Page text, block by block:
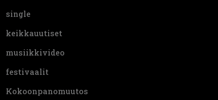
single
keikkauutiset
musiikkivideo
festivaalit
Kokoonpanomuutos